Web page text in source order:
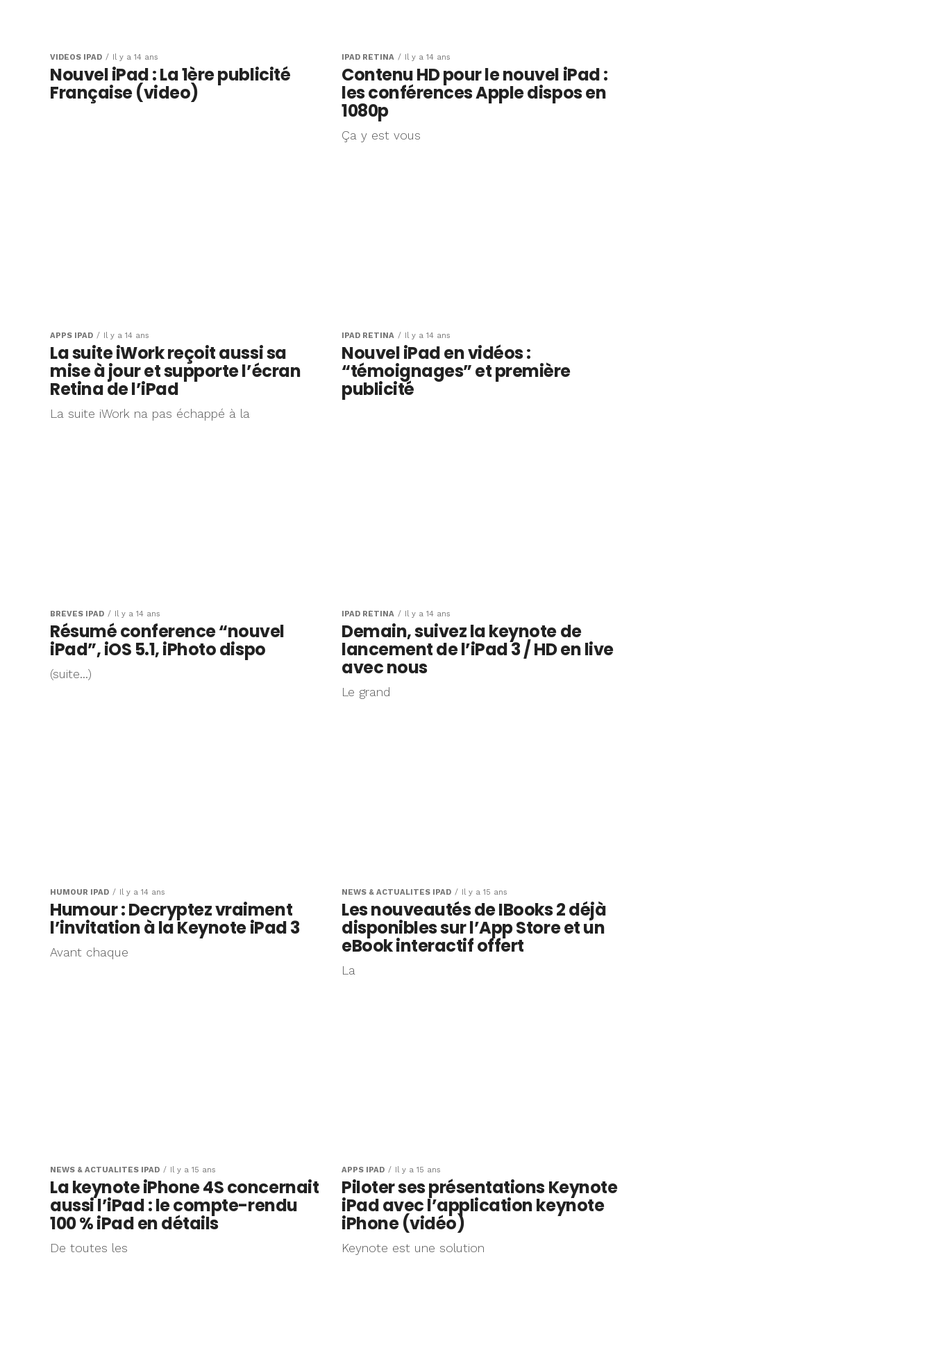
VIDÉOS IPAD Il y a 14 ans
Nouvel iPad : La 1ère publicité
Française (video)
IPAD RÉTINA Il y a 14 ans
Contenu HD pour le nouvel iPad :
les conférences Apple dispos en
1080p
Ça y est vous
APPS IPAD Il y a 14 ans
La suite iWork reçoit aussi sa
mise à jour et supporte l’écran
Retina de l’iPad
La suite iWork na pas échappé à la
IPAD RÉTINA Il y a 14 ans
Nouvel iPad en vidéos :
“témoignages” et première
publicité
BRÈVES IPAD Il y a 14 ans
Résumé conference “nouvel
iPad”, iOS 5.1, iPhoto dispo
(suite…)
IPAD RÉTINA Il y a 14 ans
Demain, suivez la keynote de
lancement de l’iPad 3 / HD en live
avec nous
Le grand
HUMOUR IPAD Il y a 14 ans
Humour : Decryptez vraiment
l’invitation à la Keynote iPad 3
Avant chaque
NEWS & ACTUALITÉS IPAD Il y a 15 ans
Les nouveautés de IBooks 2 déjà
disponibles sur l’App Store et un
eBook interactif offert
La
NEWS & ACTUALITÉS IPAD Il y a 15 ans
La keynote iPhone 4S concernait
aussi l’iPad : le compte-rendu
100 % iPad en détails
De toutes les
APPS IPAD Il y a 15 ans
Piloter ses présentations Keynote
iPad avec l’application keynote
iPhone (vidéo)
Keynote est une solution